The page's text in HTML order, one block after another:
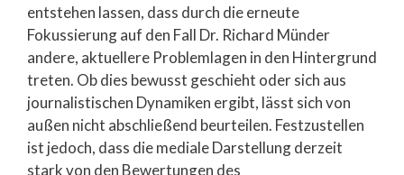
entstehen lassen, dass durch die erneute
Fokussierung auf den Fall Dr. Richard Münder
andere, aktuellere Problemlagen in den Hintergrund
treten. Ob dies bewusst geschieht oder sich aus
journalistischen Dynamiken ergibt, lässt sich von
außen nicht abschließend beurteilen. Festzustellen
ist jedoch, dass die mediale Darstellung derzeit
stark von den Bewertungen des